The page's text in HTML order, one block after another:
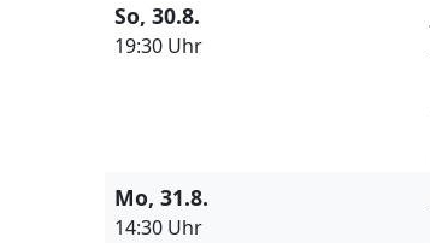
So, 30.8.
19:30 Uhr
Mo, 31.8.
14:30 Uhr